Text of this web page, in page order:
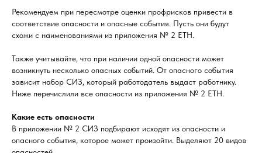
Рекомендуем при пересмотре оценки профрисков привести в
соответствие опасности и опасные события. Пусть они будут
схожи с наименованиями из приложения № 2 ЕТН.
Также учитывайте, что при наличии одной опасности может
возникнуть несколько опасных событий. От опасного события
зависит набор СИЗ, который работодатель выдаст работнику.
Ниже перечислили все опасности из приложения № 2 ЕТН.
Какие есть опасности
В приложении № 2 СИЗ подбирают исходят из опасности и
опасного события, которое может произойти. Выделяют 20 видов